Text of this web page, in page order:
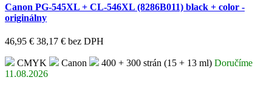
Canon PG-545XL + CL-546XL (8286B011) black + color -
originálny
46,95 € 38,17 € bez DPH
CMYK Canon 400 + 300 strán (15 + 13 ml) Doručíme
11.08.2026